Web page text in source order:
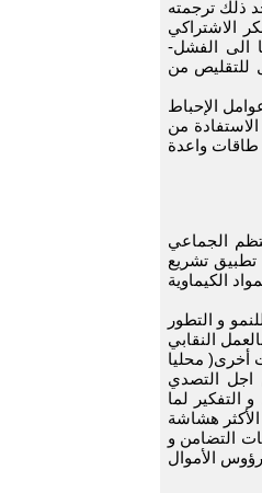
ذلك ترجمته
الاشتراكي
الى الفشل-
للتقليص من
الإحباط
من
طاقات واعدة
الجماعي
تطبيق تشريع
الكيماوية
و التطور
النقابي
أخرى( محليا
اجل التصدي
التفكير لما
هشاشة
التضامن و
الأموال